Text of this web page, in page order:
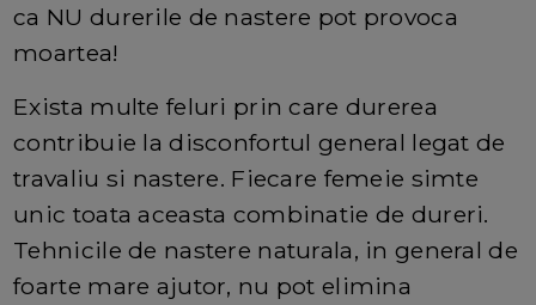
ca NU durerile de nastere pot provoca
moartea!
Exista multe feluri prin care durerea
contribuie la disconfortul general legat de
travaliu si nastere. Fiecare femeie simte
unic toata aceasta combinatie de dureri.
Tehnicile de nastere naturala, in general de
foarte mare ajutor, nu pot elimina